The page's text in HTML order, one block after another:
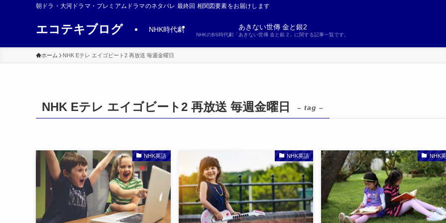
朝ドラ・大河ドラマ・プレミアムドラマのネタバレ 最終回 相関図要素をお届けします
エコテキブログ NHK時代劇 あきない世傳 金と銀2
NHKのBS時代劇「あきない世傳 金と銀 2」に関する記事一覧です。
ホーム NHK Eテレ エイゴビート2 再放送 毎週金曜日
NHK Eテレ エイゴビート2 再放送 毎週金曜日 – tag –
NHK英語 NHK英語 NHK